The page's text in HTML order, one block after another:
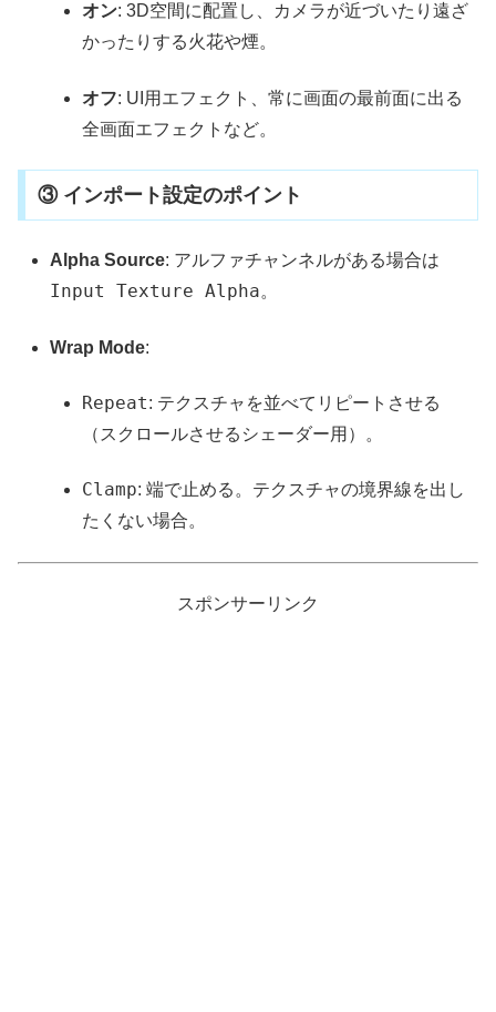
オン: 3D空間に配置し、カメラが近づいたり遠ざ
かったりする火花や煙。
オフ: UI用エフェクト、常に画面の最前面に出る
全画面エフェクトなど。
③ インポート設定のポイント
Alpha Source: アルファチャンネルがある場合は
Input Texture Alpha。
Wrap Mode:
Repeat: テクスチャを並べてリピートさせる
（スクロールさせるシェーダー用）。
Clamp: 端で止める。テクスチャの境界線を出し
たくない場合。
スポンサーリンク